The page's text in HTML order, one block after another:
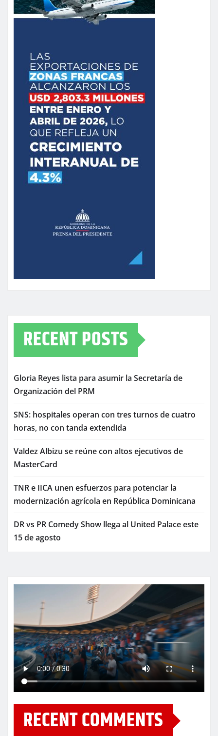
RECENT POSTS
Gloria Reyes lista para asumir la Secretaría de
Organización del PRM
SNS: hospitales operan con tres turnos de cuatro
horas, no con tanda extendida
Valdez Albizu se reúne con altos ejecutivos de
MasterCard
TNR e IICA unen esfuerzos para potenciar la
modernización agrícola en República Dominicana
DR vs PR Comedy Show llega al United Palace este
15 de agosto
RECENT COMMENTS